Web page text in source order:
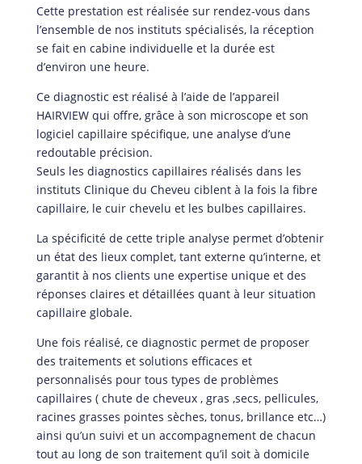
Cette prestation est réalisée sur rendez-vous dans
l’ensemble de nos instituts spécialisés, la réception
se fait en cabine individuelle et la durée est
d’environ une heure.
Ce diagnostic est réalisé à l’aide de l’appareil
HAIRVIEW qui offre, grâce à son microscope et son
logiciel capillaire spécifique, une analyse d’une
redoutable précision.
Seuls les diagnostics capillaires réalisés dans les
instituts Clinique du Cheveu ciblent à la fois la fibre
capillaire, le cuir chevelu et les bulbes capillaires.
La spécificité de cette triple analyse permet d’obtenir
un état des lieux complet, tant externe qu’interne, et
garantit à nos clients une expertise unique et des
réponses claires et détaillées quant à leur situation
capillaire globale.
Une fois réalisé, ce diagnostic permet de proposer
des traitements et solutions efficaces et
personnalisés pour tous types de problèmes
capillaires ( chute de cheveux , gras ,secs, pellicules,
racines grasses pointes sèches, tonus, brillance etc…)
ainsi qu’un suivi et un accompagnement de chacun
tout au long de son traitement qu’il soit à domicile